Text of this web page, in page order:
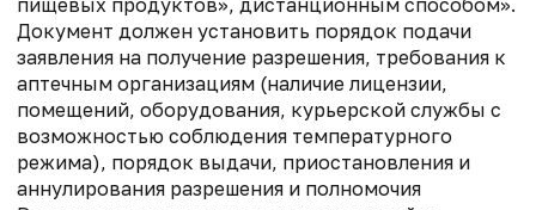
пищевых продуктов», дистанционным способом».
Документ должен установить порядок подачи
заявления на получение разрешения, требования к
аптечным организациям (наличие лицензии,
помещений, оборудования, курьерской службы с
возможностью соблюдения температурного
режима), порядок выдачи, приостановления и
аннулирования разрешения и полномочия